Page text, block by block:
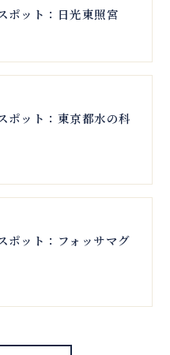
ポット：日光東照宮
ポット：東京都水の科
ポット：フォッサマグ